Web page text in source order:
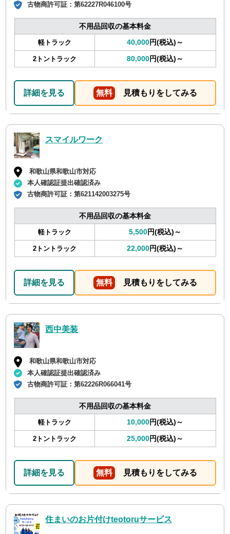
古物商許可証：第62227R046100号
不用品回収の基本料金
軽トラック 40,000円(税込)～
2トントラック 80,000円(税込)～
詳細を見る 無料 見積もりをしてみる
スマイルワーク
和歌山県和歌山市対応
本人確認証提出確認済み
古物商許可証：第621142003275号
不用品回収の基本料金
軽トラック 5,500円(税込)～
2トントラック 22,000円(税込)～
詳細を見る 無料 見積もりをしてみる
西中美装
和歌山県和歌山市対応
本人確認証提出確認済み
古物商許可証：第62226R066041号
不用品回収の基本料金
軽トラック 10,000円(税込)～
2トントラック 25,000円(税込)～
詳細を見る 無料 見積もりをしてみる
住まいのお片付けteotoruサービス